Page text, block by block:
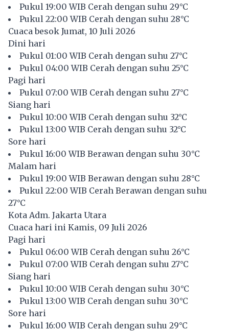
Pukul 19:00 WIB Cerah dengan suhu 29°C
Pukul 22:00 WIB Cerah dengan suhu 28°C
Cuaca besok Jumat, 10 Juli 2026
Dini hari
Pukul 01:00 WIB Cerah dengan suhu 27°C
Pukul 04:00 WIB Cerah dengan suhu 25°C
Pagi hari
Pukul 07:00 WIB Cerah dengan suhu 27°C
Siang hari
Pukul 10:00 WIB Cerah dengan suhu 32°C
Pukul 13:00 WIB Cerah dengan suhu 32°C
Sore hari
Pukul 16:00 WIB Berawan dengan suhu 30°C
Malam hari
Pukul 19:00 WIB Berawan dengan suhu 28°C
Pukul 22:00 WIB Cerah Berawan dengan suhu
27°C
Kota Adm. Jakarta Utara
Cuaca hari ini Kamis, 09 Juli 2026
Pagi hari
Pukul 06:00 WIB Cerah dengan suhu 26°C
Pukul 07:00 WIB Cerah dengan suhu 27°C
Siang hari
Pukul 10:00 WIB Cerah dengan suhu 30°C
Pukul 13:00 WIB Cerah dengan suhu 30°C
Sore hari
Pukul 16:00 WIB Cerah dengan suhu 29°C